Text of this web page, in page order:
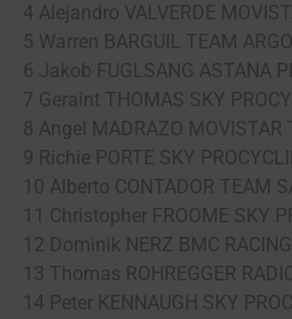
4 Alejandro VALVERDE
5 Warren BARGUIL TEAM
6 Jakob FUGLSANG ASTANA
7 Geraint THOMAS SKY
8 Angel MADRAZO MOVISTAR
9 Richie PORTE SKY
10 Alberto CONTADOR TEAM
11 Christopher FROOME SKY
12 Dominik NERZ BMC
13 Thomas ROHREGGER
14 Peter KENNAUGH SKY